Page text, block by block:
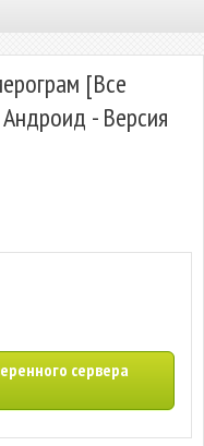
[Все
- Версия
сервера